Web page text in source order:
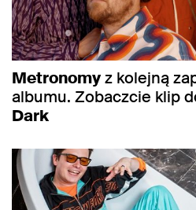
Metronomyz kolejną
albumu. Zobaczcie klip
Dark